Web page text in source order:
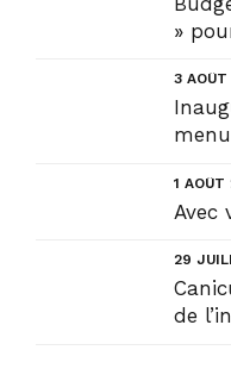
»
3
1 AOÛT
Avec
29
de